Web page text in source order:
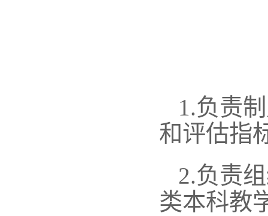
1.负责
和评估指
2.负责
类本科教